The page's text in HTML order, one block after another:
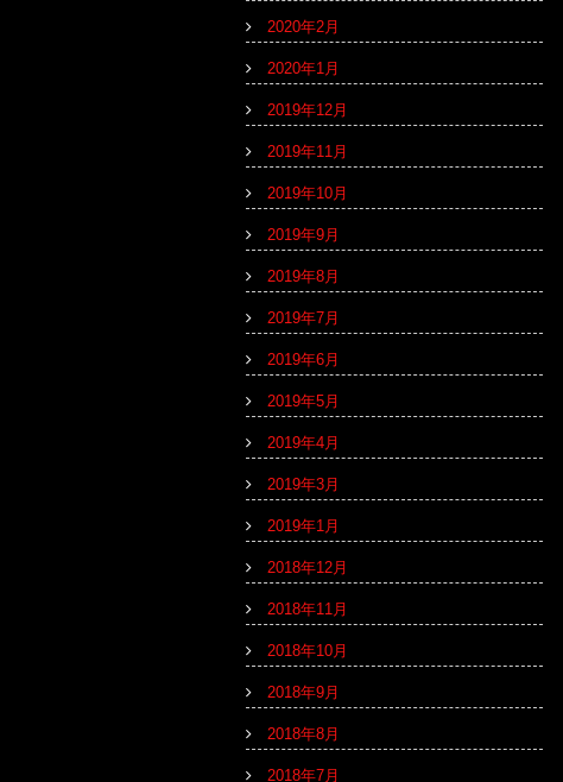
2020年2月
2020年1月
2019年12月
2019年11月
2019年10月
2019年9月
2019年8月
2019年7月
2019年6月
2019年5月
2019年4月
2019年3月
2019年1月
2018年12月
2018年11月
2018年10月
2018年9月
2018年8月
2018年7月